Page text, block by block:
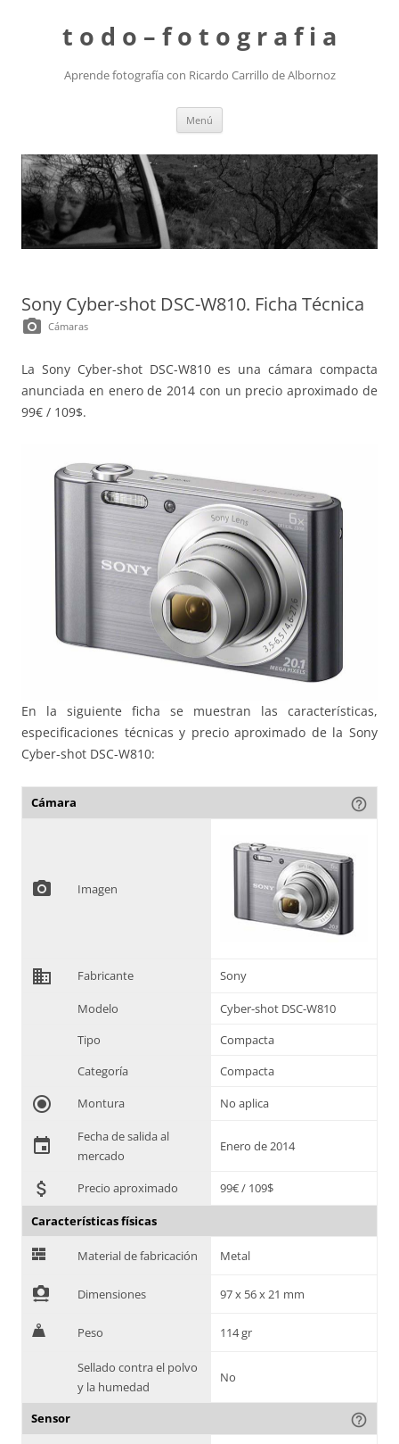
t o d o – f o t o g r a f i a
Aprende fotografía con Ricardo Carrillo de Albornoz
Menú
Sony Cyber-shot DSC-W810. Ficha Técnica
photo_camera Cámaras
La Sony Cyber-shot DSC-W810 es una cámara compacta
anunciada en enero de 2014 con un precio aproximado de
99€ / 109$.
En la siguiente ficha se muestran las características,
especificaciones técnicas y precio aproximado de la Sony
Cyber-shot DSC-W810:
Cámara help_outline
photo_camera Imagen
domain Fabricante Sony
Modelo
Cyber-shot DSC-W810
Tipo
Compacta
Categoría
Compacta
radio_button_checked Montura No aplica
event
Fecha de salida al
mercado
Enero de 2014
attach_money Precio aproximado 99€ / 109$
Características físicas
G Material de fabricación Metal
! Dimensiones 97 x 56 x 21 mm
H Peso 114 gr
Sellado contra el polvo
y la humedad
No
Sensor help_outline